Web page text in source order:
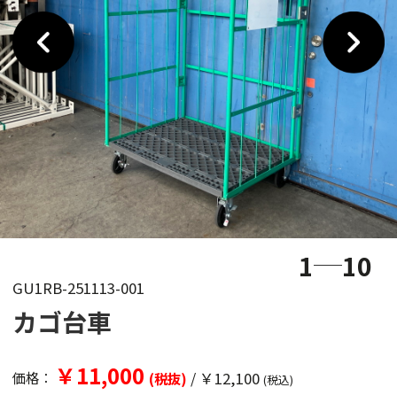
1 10
GU1RB-251113-001
カゴ台車
価格： ￥11,000 (税抜) / ￥12,100 (税込)